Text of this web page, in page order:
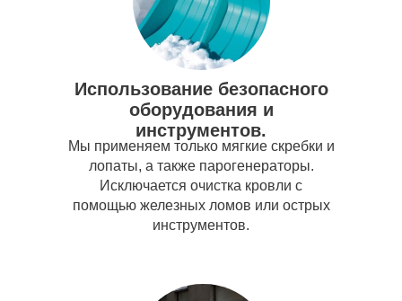
Мы применяем только мягкие скребки и
лопаты, а также парогенераторы.
Исключается очистка кровли с
помощью железных ломов или острых
инструментов.
Использование безопасного
оборудования и
инструментов.